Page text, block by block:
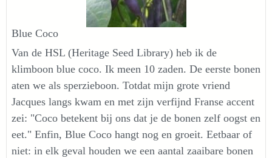
Blue Coco
Van de HSL (Heritage Seed Library) heb ik de
klimboon blue coco. Ik meen 10 zaden. De eerste bonen
aten we als sperzieboon. Totdat mijn grote vriend
Jacques langs kwam en met zijn verfijnd Franse accent
zei: "Coco betekent bij ons dat je de bonen zelf oogst en
eet." Enfin, Blue Coco hangt nog en groeit. Eetbaar of
niet: in elk geval houden we een aantal zaaibare bonen